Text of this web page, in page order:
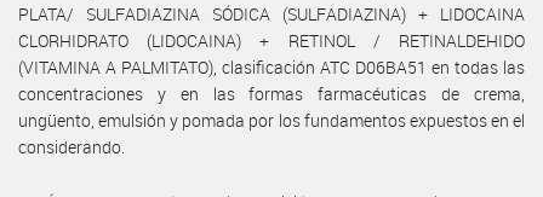
PLATA/ SULFADIAZINA SÓDICA (SULFADIAZINA) + LIDOCAINA
CLORHIDRATO (LIDOCAINA) + RETINOL / RETINALDEHIDO
(VITAMINA A PALMITATO), clasificación ATC D06BA51 en todas las
concentraciones y en las formas farmacéuticas de crema,
ungüento, emulsión y pomada por los fundamentos expuestos en el
considerando.